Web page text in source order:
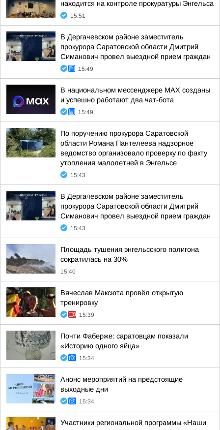
находится на контроле прокуратуры Энгельса
15:51
В Дергачевском районе заместитель
прокурора Саратовской области Дмитрий
Симанович провел выездной прием граждан
15:49
В национальном мессенджере МАХ созданы
и успешно работают два чат-бота
15:49
По поручению прокурора Саратовской
области Романа Пантелеева надзорное
ведомство организовало проверку по факту
утопления малолетней в Энгельсе
15:43
В Дергачевском районе заместитель
прокурора Саратовской области Дмитрий
Симанович провел выездной прием граждан
15:43
Площадь тушения энгельсского полигона
сократилась на 30%
15:40
Вячеслав Максюта провёл открытую
тренировку
15:39
Почти Фаберже: саратовцам показали
«Историю одного яйца»
15:34
Анонс мероприятий на предстоящие
выходные дни
15:34
Участники региональной программы «Наши